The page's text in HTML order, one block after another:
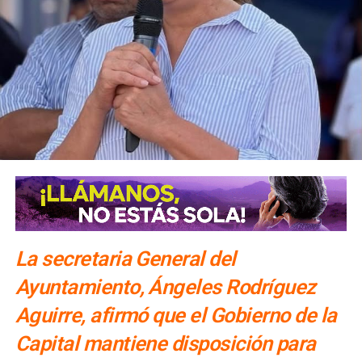
La secretaria General del
Ayuntamiento, Ángeles Rodríguez
Aguirre, afirmó que el Gobierno de la
Capital mantiene disposición para